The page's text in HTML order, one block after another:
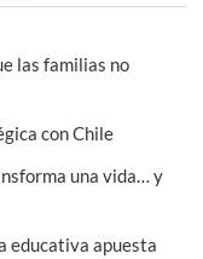
las familias no
con Chile
una vida… y
educativa apuesta